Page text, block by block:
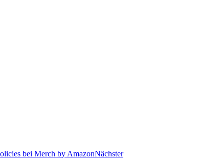
bei Merch by AmazonNächster